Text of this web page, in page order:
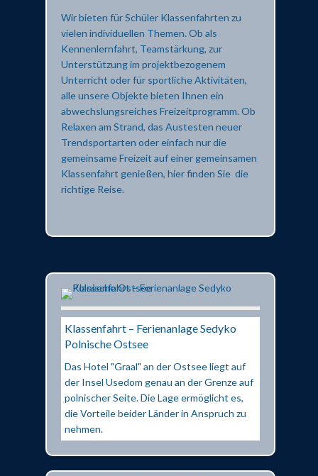
Wir bieten für Schüler Klassenfahrten zu
vielen individuellen Themen. Ob als
Kennenlernfahrt, Teamstärkung, zur
Unterstützung im projektbezogenem
Unterricht oder für sportliche Aktivitäten,
alle unsere Objekte bieten Ihnen ein
abwechslungsreiches Freizeitprogramm. Ob
Relaxen am Strand, das Austesten neuer
Trendsportarten oder einfach nur die
gemeinsame Freizeit auf einer gemeinsamen
Klassenfahrt genießen, hier finden Sie die
richtige Reise.
Klassenfahrt – Ferienanlage Sedyko
Polnische Ostsee
Das Hotel "Graal" an der Ostsee liegt auf
der Insel Usedom genau an der Grenze auf
polnischer Seite. Die Lage ermöglicht es,
die Vorteile beider Länder in Anspruch zu
nehmen.